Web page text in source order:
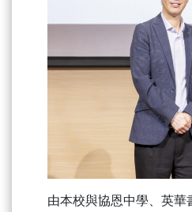
由本校與協恩中學、英華